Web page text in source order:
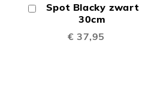
Spot Blacky zwart
30cm
€ 37,95
In
Winkelwagen